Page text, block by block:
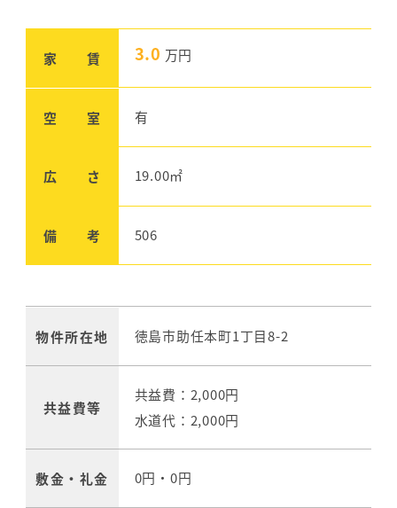
家 賃 3.0 万円
空 室 有
広 さ 19.00㎡
備 考 506
物件所在地 徳島市助任本町1丁目8-2
共益費等
共益費：2,000円
水道代：2,000円
敷金・礼金 0円・0円